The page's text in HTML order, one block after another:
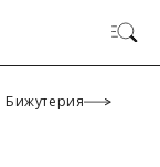
Бижутерия